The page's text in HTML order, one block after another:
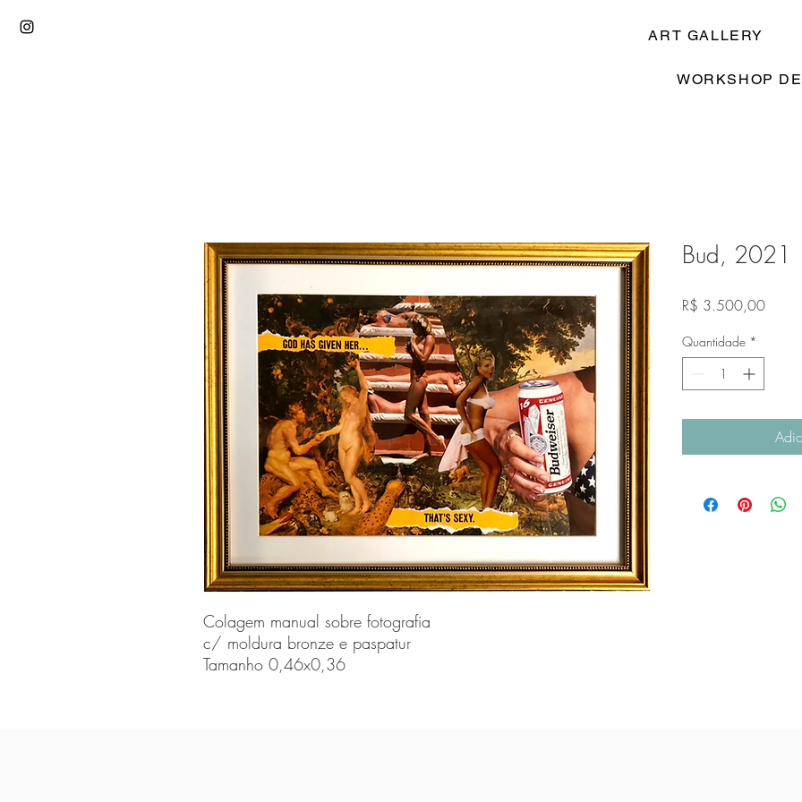
ART GALLERY
WORKSHOP
Colagem manual sobre fotografia
c/ moldura bronze e paspatur
Tamanho 0,46x0,36
Bud, 2021
R$ 3.500,00Preço
Quantidade *